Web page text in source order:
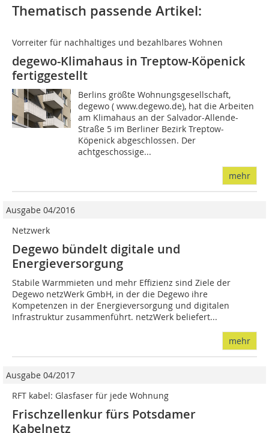
Thematisch passende Artikel:
Vorreiter für nachhaltiges und bezahlbares Wohnen
degewo-Klimahaus in Treptow-Köpenick
fertiggestellt
Berlins größte Wohnungsgesellschaft,
degewo ( www.degewo.de), hat die Arbeiten
am Klimahaus an der Salvador-Allende-
Straße 5 im Berliner Bezirk Treptow-
Köpenick abgeschlossen. Der
achtgeschossige...
mehr
Ausgabe 04/2016
Netzwerk
Degewo bündelt digitale und
Energieversorgung
Stabile Warmmieten und mehr Effizienz sind Ziele der
Degewo netzWerk GmbH, in der die Degewo ihre
Kompetenzen in der Energieversorgung und digitalen
Infrastruktur zusammenführt. netzWerk beliefert...
mehr
Ausgabe 04/2017
RFT kabel: Glasfaser für jede Wohnung
Frischzellenkur fürs Potsdamer
Kabelnetz